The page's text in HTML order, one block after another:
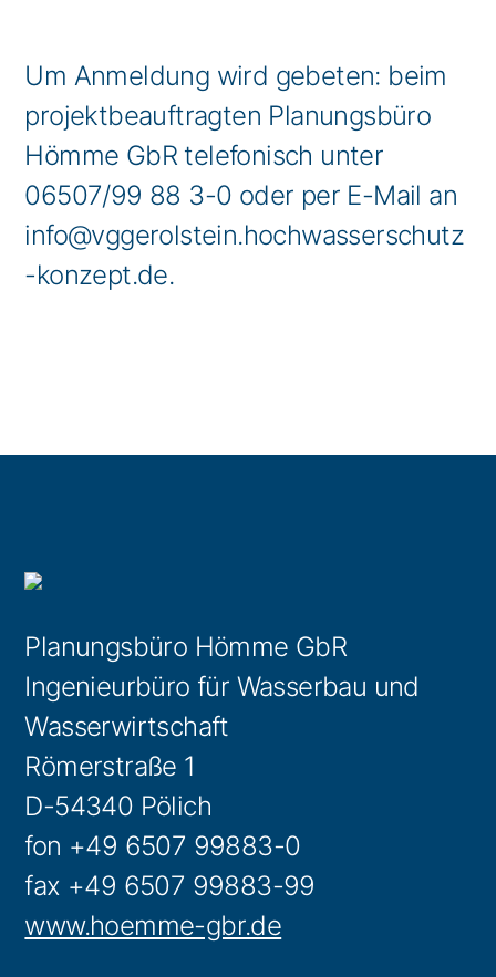
Um Anmeldung wird gebeten: beim
projektbeauftragten Planungsbüro
Hömme GbR telefonisch unter
06507/99 88 3-0 oder per E-Mail an
info@vggerolstein.hochwasserschutz
-konzept.de.
Planungsbüro Hömme GbR
Ingenieurbüro für Wasserbau und
Wasserwirtschaft
Römerstraße 1
D-54340 Pölich
fon +49 6507 99883-0
fax +49 6507 99883-99
www.hoemme-gbr.de